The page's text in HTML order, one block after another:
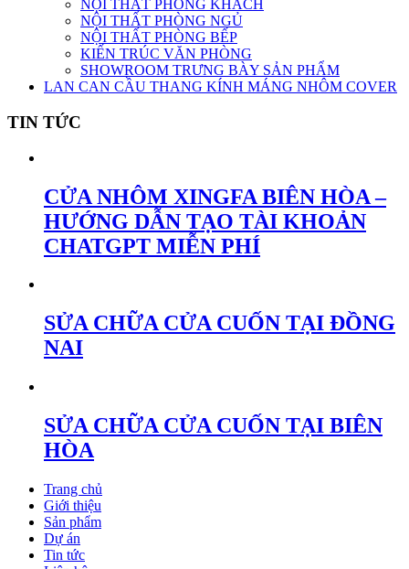
NỘI THẤT PHÒNG KHÁCH
NỘI THẤT PHÒNG NGỦ
NỘI THẤT PHÒNG BẾP
KIẾN TRÚC VĂN PHÒNG
SHOWROOM TRƯNG BÀY SẢN PHẨM
LAN CAN CẦU THANG KÍNH MÁNG NHÔM COVER
TIN TỨC
CỬA NHÔM XINGFA BIÊN HÒA –
HƯỚNG DẪN TẠO TÀI KHOẢN
CHATGPT MIỄN PHÍ
SỬA CHỮA CỬA CUỐN TẠI ĐỒNG
NAI
SỬA CHỮA CỬA CUỐN TẠI BIÊN
HÒA
Trang chủ
Giới thiệu
Sản phẩm
Dự án
Tin tức